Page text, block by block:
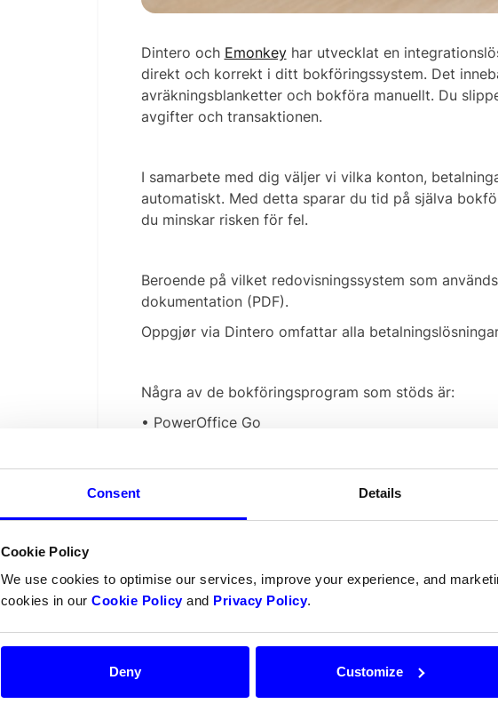
Consent Details
Cookie Policy
We use cookies to optimise our services, improve your experience, and
cookies in our Cookie Policyand Privacy Policy.
Deny Customize
Dintero och Emonkeyhar utvecklat en
direkt och korrekt i ditt bokföringssystem. Det
avräkningsblanketter och bokföra manuellt. Du
avgifter och transaktionen.
I samarbete med dig väljer vi vilka konton,
automatiskt. Med detta sparar du tid på själva
du minskar risken för fel.
Beroende på vilket redovisningssystem som
dokumentation (PDF).
Oppgjør via Dintero omfattar alla
Några av de bokföringsprogram som stöds är:
• PowerOffice Go
• Visma eAccounting
• UniEconomy (via SoftRig)
• Sparebank1 Accounting (via SoftRig)
(Fortnox(SE), UniConta (DK), ekonomi (DK), Dinero